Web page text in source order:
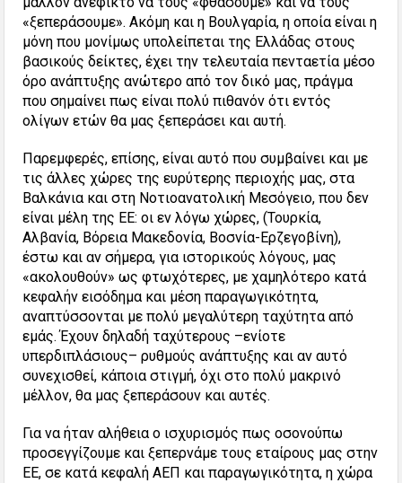
«ξεπεράσουμε». Ακόμη και η Βουλγαρία, η οποία είναι η
μόνη που μονίμως υπολείπεται της Ελλάδας στους
βασικούς δείκτες, έχει την τελευταία πενταετία μέσο
όρο ανάπτυξης ανώτερο από τον δικό μας, πράγμα
που σημαίνει πως είναι πολύ πιθανόν ότι εντός
ολίγων ετών θα μας ξεπεράσει και αυτή.
Παρεμφερές, επίσης, είναι αυτό που συμβαίνει και με
τις άλλες χώρες της ευρύτερης περιοχής μας, στα
Βαλκάνια και στη Νοτιοανατολική Μεσόγειο, που δεν
είναι μέλη της ΕΕ: οι εν λόγω χώρες, (Τουρκία,
Αλβανία, Βόρεια Μακεδονία, Βοσνία-Ερζεγοβίνη),
έστω και αν σήμερα, για ιστορικούς λόγους, μας
«ακολουθούν» ως φτωχότερες, με χαμηλότερο κατά
κεφαλήν εισόδημα και μέση παραγωγικότητα,
αναπτύσσονται με πολύ μεγαλύτερη ταχύτητα από
εμάς. Έχουν δηλαδή ταχύτερους –ενίοτε
υπερδιπλάσιους– ρυθμούς ανάπτυξης και αν αυτό
συνεχισθεί, κάποια στιγμή, όχι στο πολύ μακρινό
μέλλον, θα μας ξεπεράσουν και αυτές.
Για να ήταν αλήθεια ο ισχυρισμός πως οσονούπω
προσεγγίζουμε και ξεπερνάμε τους εταίρους μας στην
ΕΕ, σε κατά κεφαλή ΑΕΠ και παραγωγικότητα, η χώρα